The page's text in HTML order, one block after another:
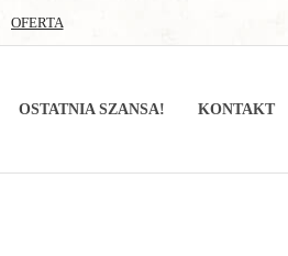
OFERTA
OSTATNIA SZANSA! KONTAKT